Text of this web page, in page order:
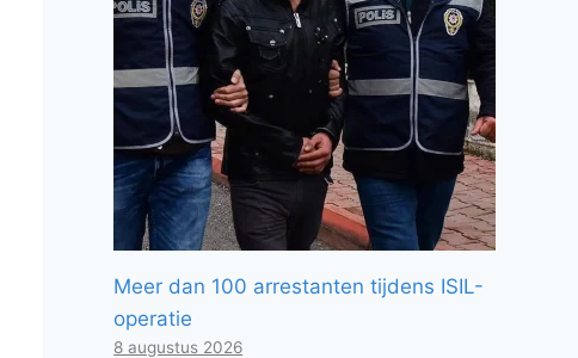
Meer dan 100 arrestanten tijdens ISIL-
operatie
8 augustus 2026